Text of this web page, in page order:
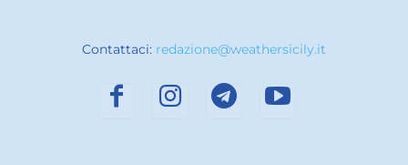
Contattaci: redazione@weathersicily.it